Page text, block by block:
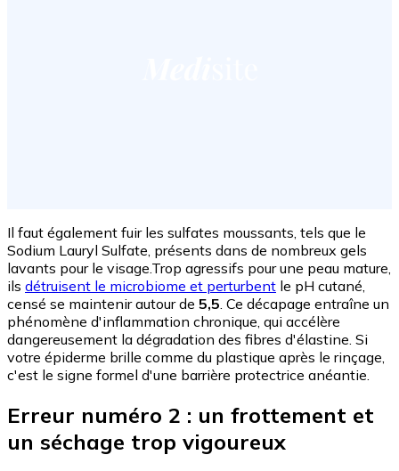
Il faut également fuir les sulfates moussants, tels que le
Sodium Lauryl Sulfate, présents dans de nombreux gels
lavants pour le visage.Trop agressifs pour une peau mature,
ils détruisent le microbiome et perturbent le pH cutané,
censé se maintenir autour de 5,5. Ce décapage entraîne un
phénomène d'inflammation chronique, qui accélère
dangereusement la dégradation des fibres d'élastine. Si
votre épiderme brille comme du plastique après le rinçage,
c'est le signe formel d'une barrière protectrice anéantie.
Erreur numéro 2 : un frottement et
un séchage trop vigoureux